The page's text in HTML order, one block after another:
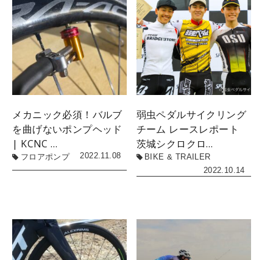
メカニック必須！バルブ
を曲げないポンプヘッド
| KCNC …
フロアポンプ 2022.11.08
弱虫ペダルサイクリング
チーム レースレポート
茨城シクロクロ…
BIKE & TRAILER
2022.10.14